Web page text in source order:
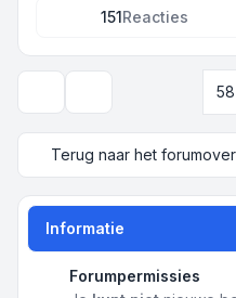
151Reacties
Weergave- en
Terug naar het
Informatie
Forumpermissies